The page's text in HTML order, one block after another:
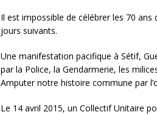
Il est impossible de célébrer les 70 ans
jours suivants.
Une manifestation pacifique à Sétif,
par la Police, la Gendarmerie, les
Amputer notre histoire commune par
Le 14 avril 2015, un Collectif Unitaire